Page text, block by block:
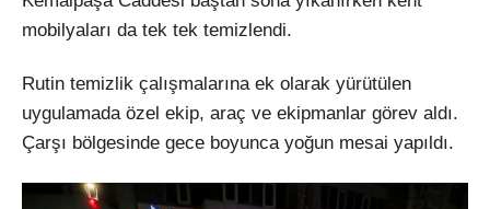
mobilyaları da tek tek temizlendi.
Rutin temizlik çalışmalarına ek olarak yürütülen
uygulamada özel ekip, araç ve ekipmanlar görev aldı.
Çarşı bölgesinde gece boyunca yoğun mesai yapıldı.